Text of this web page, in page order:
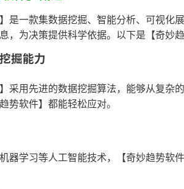
】是一款集数据挖掘、智能分析、可视
，为决策提供科学依据。以下是【奇妙
掘能力
】采用先进的数据挖掘算法，能够从复
势软件】都能轻松应对。
器学习等人工智能技术，【奇妙趋势软